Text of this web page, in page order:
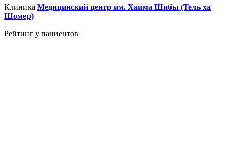
Клиника Медицинский центр им. Хаима Шибы (Тель ха
Шомер)
Рейтинг у пациентов